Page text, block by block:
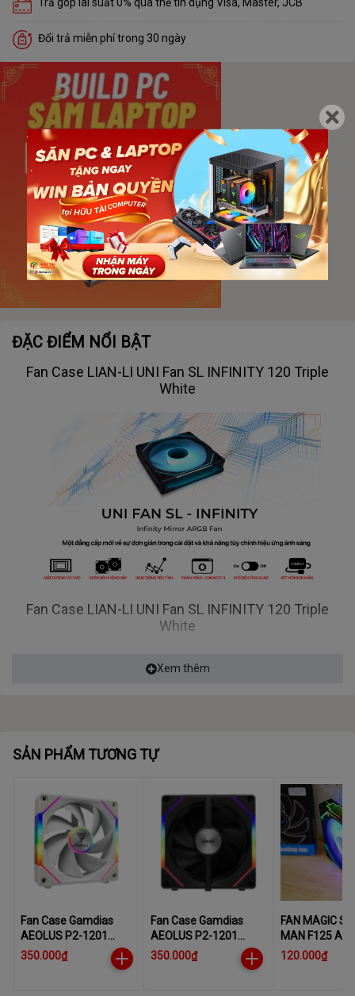
Đổi trả miễn phí trong 30 ngày
ĐẶC ĐIỂM NỔI BẬT
Fan Case LIAN-LI UNI Fan SL INFINITY 120 Triple
White
Fan Case LIAN-LI UNI Fan SL INFINITY 120 Triple
White
Fan Case LIAN-LI UNI Fan SL INFINITY 120 Triple
White
Xem thêm
SẢN PHẨM TƯƠNG TỰ
Fan Case Gamdias
AEOLUS P2-1201
ARGB PWM 120mm
350.000₫
Fan Case Gamdias
AEOLUS P2-1201
ARGB PWM 120mm
350.000₫
FAN MAGIC
MAN F125
WHITE
120.000₫